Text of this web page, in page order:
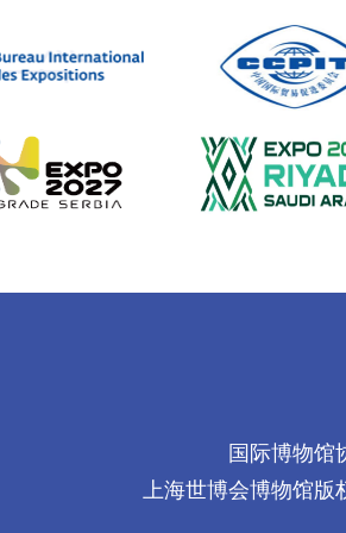
国际博物馆
上海世博会博物馆版